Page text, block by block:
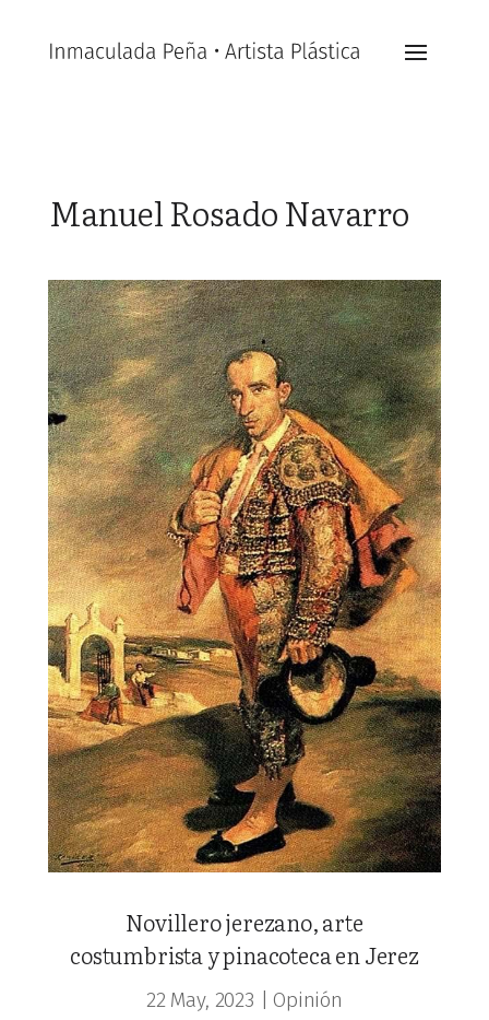
Manuel Rosado Navarro
Novillero jerezano, arte
costumbrista y pinacoteca en Jerez
22 May, 2023 Opinión